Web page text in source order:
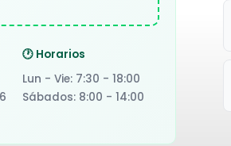
🕐 Horarios
Lun - Vie: 7:30 - 18:00
Sábados: 8:00 - 14:00